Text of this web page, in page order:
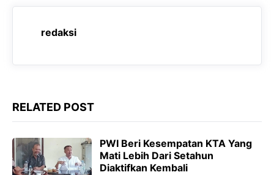
b
k
s
A
p
g
r
m
e
e
redaksi
RELATED POST
PWI Beri Kesempatan KTA Yang
Mati Lebih Dari Setahun
Diaktifkan Kembali